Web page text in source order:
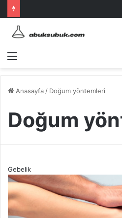
Menü
Anasayfa / Doğum yöntemleri
Doğum
Gebelik